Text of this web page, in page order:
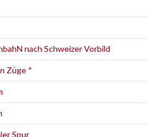
nach Schweizer Vorbild
Züge *
Spur